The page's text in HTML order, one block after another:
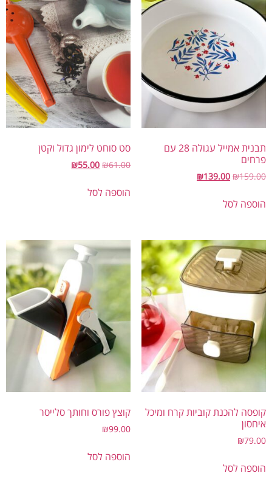
תבנית אמייל עגולה 28 עם
פרחים
₪159.00
₪139.00
הוספה לסל
סט סוחט לימון גדול וקטן
₪61.00
₪55.00
הוספה לסל
קופסה להכנת קוביות קרח ומיכל
איחסון
₪79.00
הוספה לסל
קוצץ פורס וחותך סלייסר
₪99.00
הוספה לסל